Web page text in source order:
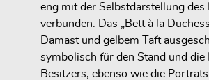
eng mit der Selbstdarstellung des
verbunden: Das „Bett à la
Damast und gelbem Taft
symbolisch für den Stand und die
Besitzers, ebenso wie die